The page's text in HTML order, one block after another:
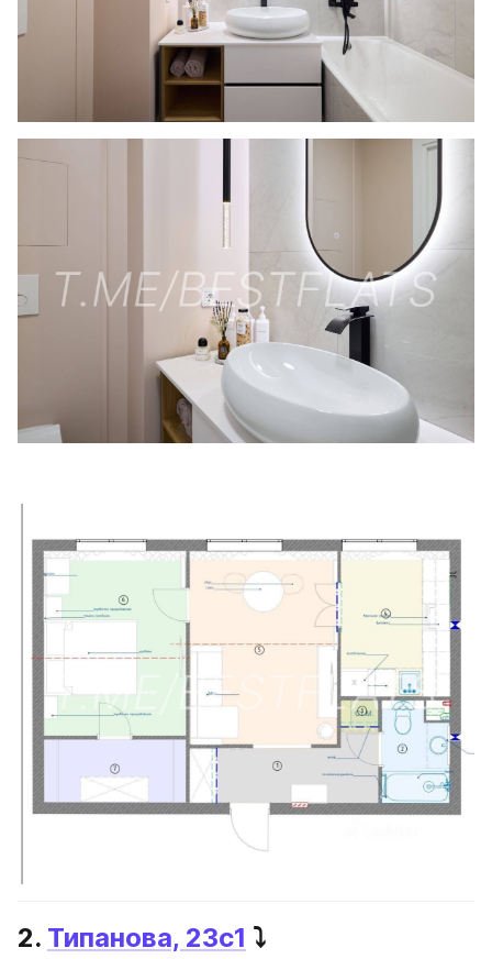
2. Типанова, 23с1 ⤵️